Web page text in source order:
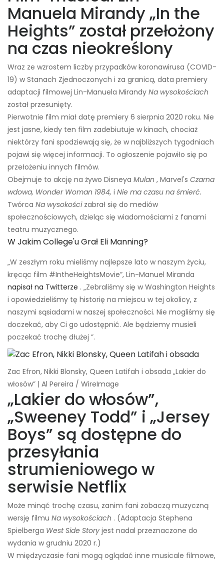
Manuela Mirandy „In the
Heights” został przełożony
na czas nieokreślony
Wraz ze wzrostem liczby przypadków koronawirusa (COVID-
19) w Stanach Zjednoczonych i za granicą, data premiery
adaptacji filmowej Lin-Manuela Mirandy Na wysokościach
został przesunięty.
Pierwotnie film miał datę premiery 6 sierpnia 2020 roku. Nie
jest jasne, kiedy ten film zadebiutuje w kinach, chociaż
niektórzy fani spodziewają się, że w najbliższych tygodniach
pojawi się więcej informacji. To ogłoszenie pojawiło się po
przełożeniu innych filmów.
Obejmuje to akcję na żywo Disneya Mulan , Marvel's Czarna
wdowa, Wonder Woman 1984, i Nie ma czasu na śmierć.
Twórca Na wysokościzabrał się do mediów
społecznościowych, dzieląc się wiadomościami z fanami
teatru muzycznego.
W Jakim College'u Grał Eli Manning?
„W zeszłym roku mieliśmy najlepsze lato w naszym życiu,
kręcąc film #IntheHeightsMovie”, Lin-Manuel Miranda
napisał na Twitterze . „Zebraliśmy się w Washington Heights
i opowiedzieliśmy tę historię na miejscu w tej okolicy, z
naszymi sąsiadami w naszej społeczności. Nie mogliśmy się
doczekać, aby Ci go udostępnić. Ale będziemy musieli
poczekać trochę dłużej ”.
Zac Efron, Nikki Blonsky, Queen Latifah i obsada „Lakier do
włosów” | Al Pereira / WireImage
„Lakier do włosów”,
„Sweeney Todd” i „Jersey
Boys” są dostępne do
przesyłania
strumieniowego w
serwisie Netflix
Może minąć trochę czasu, zanim fani zobaczą muzyczną
wersję filmu Na wysokościach . (Adaptacja Stephena
Spielberga West Side Story jest nadal przeznaczone do
wydania w grudniu 2020 r.)
W międzyczasie fani mogą oglądać inne musicale filmowe,